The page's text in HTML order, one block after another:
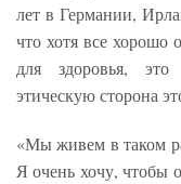
лет в Германии,
что хотя все хорошо
для здоровья, это
этическую сторона
«Мы живем в таком
Я очень хочу, чтобы